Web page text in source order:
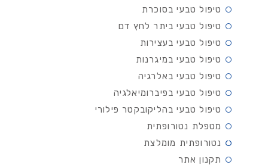
טיפול טבעי בסוכרת
טיפול טבעי ביתר לחץ דם
טיפול טבעי בעצירות
טיפול טבעי במיגרנות
טיפול טבעי באלרגיה
טיפול טבעי בפיברומיאלגיה
טיפול טבעי בהליקובקטר פילורי
מטפלת נטורופתית
נטורופתית מומלצת
תקנון אתר